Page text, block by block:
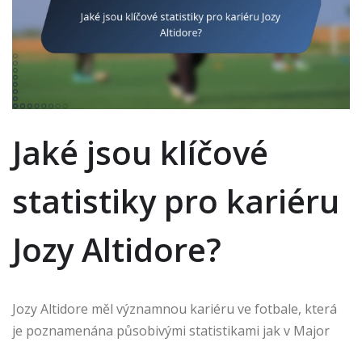
Jaké jsou klíčové
statistiky pro kariéru
Jozy Altidore?
Jozy Altidore měl významnou kariéru ve fotbale, která
je poznamenána působivými statistikami jak v Major